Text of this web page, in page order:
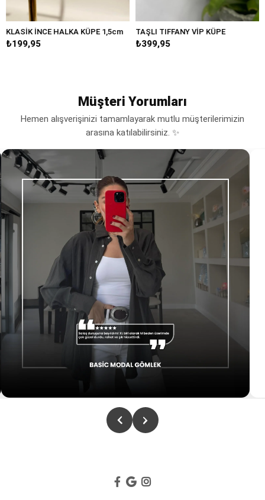
HALKA KÜPE 1,5cm TAŞLI TIFFANY VİP KÜPE
Müşteri Yorumları
Hemen alışverişinizi tamamlayarak mutlu müşterilerimizin
arasına katılabilirsiniz. ✨